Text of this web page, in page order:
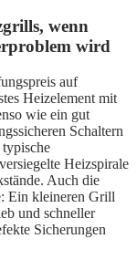
wenn
wird
auf
Heizelement mit
wie ein gut
Schaltern
Heizspirale
Auch die
Ein kleineren Grill
und schneller
Sicherungen